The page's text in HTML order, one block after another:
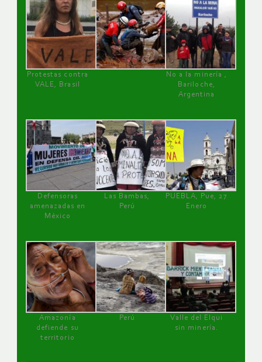
Protestas contra
VALE, Brasil
No a la minería ,
Bariloche,
Argentina
Defensoras
amenazadas en
México
Las Bambas,
Perú
PUEBLA, Pue, 27
Enero
Amazonía
defiende su
territorio
Perú
Valle del Elqui
sin minería.